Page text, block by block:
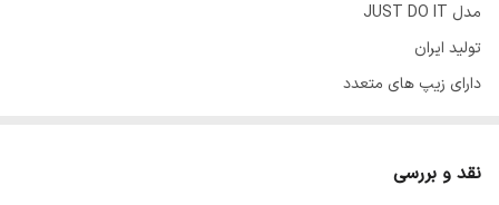
مدل JUST DO IT
تولید ایران
دارای زیپ های متعدد
رنگ بندی جذاب
نقد و بررسی